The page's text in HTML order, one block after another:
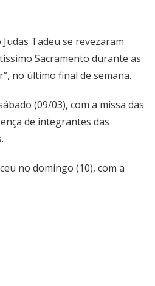
Tadeu se revezaram
Sacramento durante as
no último final de semana.
(09/03), com a missa das
de integrantes das
no domingo (10), com a